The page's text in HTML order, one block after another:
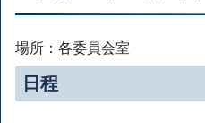
場所：各委員会室
日程